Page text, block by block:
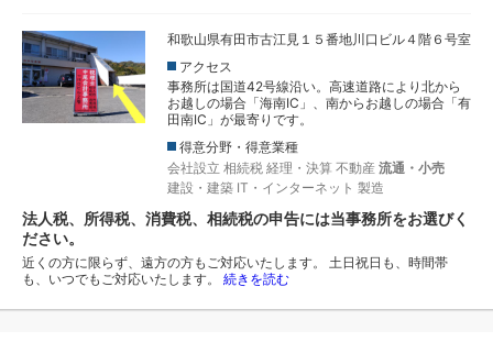
和歌山県有田市古江見１５番地川口ビル４階６号室
アクセス
事務所は国道42号線沿い。高速道路により北から
お越しの場合「海南IC」、南からお越しの場合「有
田南IC」が最寄りです。
得意分野・得意業種
会社設立 相続税 経理・決算 不動産 流通・小売
建設・建築 IT・インターネット 製造
法人税、所得税、消費税、相続税の申告には当事務所をお選びく
ださい。
近くの方に限らず、遠方の方もご対応いたします。 土日祝日も、時間帯
も、いつでもご対応いたします。 続きを読む